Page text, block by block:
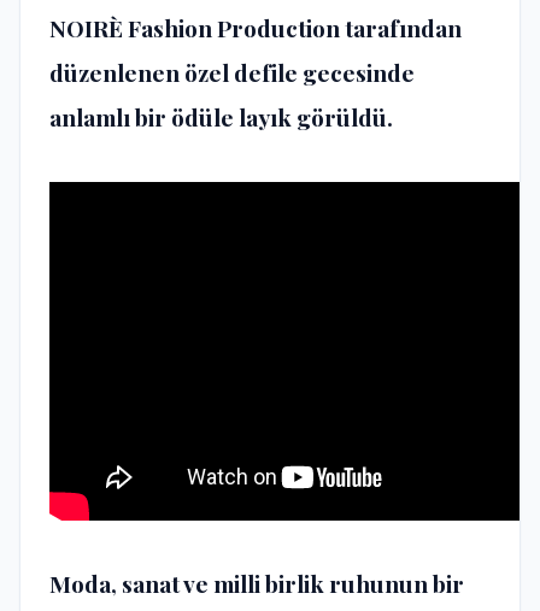
NOIRÈ Fashion Production tarafından
düzenlenen özel defile gecesinde
anlamlı bir ödüle layık görüldü.
Moda, sanat ve milli birlik ruhunun bir